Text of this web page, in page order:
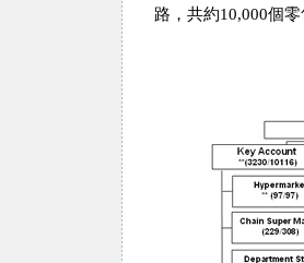
路，共約10,000個